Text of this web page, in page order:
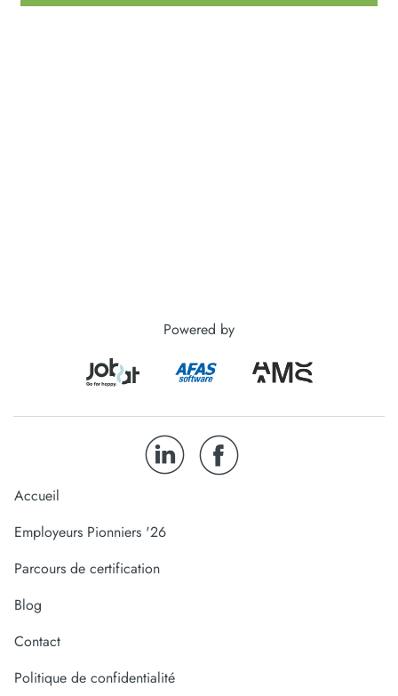
Powered by
Accueil
Employeurs Pionniers '26
Parcours de certification
Blog
Contact
Politique de confidentialité